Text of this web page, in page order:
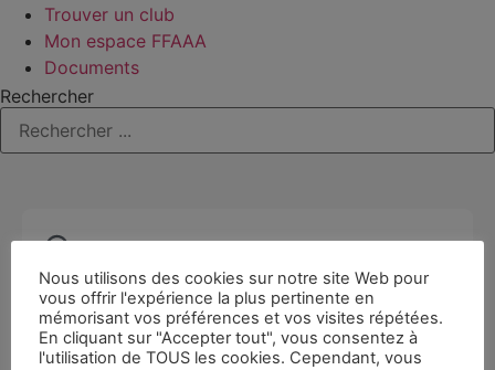
Trouver un club
Mon espace FFAAA
Documents
Rechercher
Nous utilisons des cookies sur notre site Web pour
vous offrir l'expérience la plus pertinente en
mémorisant vos préférences et vos visites répétées.
En cliquant sur "Accepter tout", vous consentez à
l'utilisation de TOUS les cookies. Cependant, vous